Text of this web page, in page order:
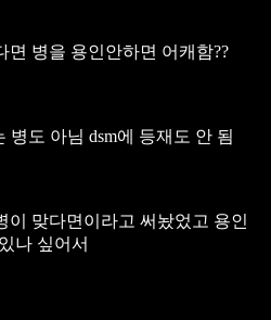
면 병을 용인안하면 어캐함??
병도 아님 dsm에 등재도 안 됨
이 맞다면이라고 써놨었고 용인
나 싶어서